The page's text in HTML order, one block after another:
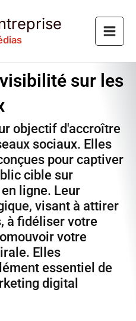
sur les
objectif d'accroître
sociaux. Elles
pour captiver
cible sur
ligne. Leur
visant à attirer
à fidéliser votre
votre
Elles
essentiel de
digital